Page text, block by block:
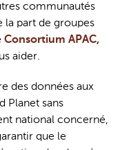
communautés
la part de groupes
Consortium APAC,
aider.
des données aux
Planet sans
national concerné,
que le